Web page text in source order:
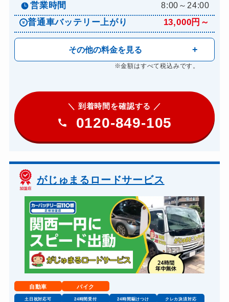
営業時間 8:00～24:00
普通車バッテリー上がり 13,000円～
その他の料金を見る
※金額はすべて税込みです。
＼ 到着時間を確認する ／
0120-849-105
がじゅまるロードサービス
自動車 バイク
土日祝対応可 24時間受付 24時間駆けつけ クレカ決済対応